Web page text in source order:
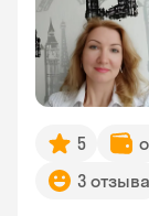
5
3 отзыва